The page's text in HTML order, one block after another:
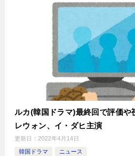
ルカ(韓国ドラマ)最終回で評価や
レウォン、イ・ダヒ主演
更新日： 2022年4月14日
韓国ドラマ
ニュース